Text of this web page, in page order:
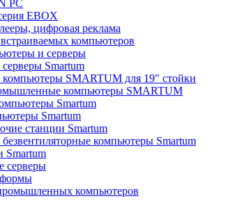
PC
EBOX
цифровая реклама
компьютеров
и серверы
Smartum
SMARTUM для 19" стойки
компьютеры SMARTUM
Smartum
Smartum
станции Smartum
компьютеры Smartum
Smartum
серверы
компьютеров